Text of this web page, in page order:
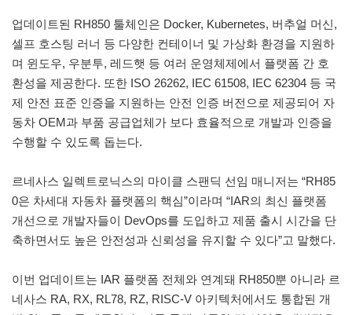
업데이트된 RH850 툴체인은 Docker, Kubernetes, 버추얼 머신,
셀프 호스팅 러너 등 다양한 컨테이너 및 가상화 환경을 지원하
며 윈도우, 우분투, 레드햇 등 여러 운영체제에서 플랫폼 간 호
환성을 제공한다. 또한 ISO 26262, IEC 61508, IEC 62304 등 국
제 안전 표준 인증을 지원하는 안전 인증 버전으로 제공되어 자
동차 OEM과 부품 공급업체가 보다 효율적으로 개발과 인증을
수행할 수 있도록 돕는다.
르네사스 일렉트로닉스의 마이클 스팬딕 선임 매니저는 “RH85
0은 차세대 자동차 플랫폼의 핵심”이라며 “IAR의 최신 플랫폼
개선으로 개발자들이 DevOps를 도입하고 제품 출시 시간을 단
축하면서도 높은 안전성과 신뢰성을 유지할 수 있다”고 말했다.
이번 업데이트는 IAR 플랫폼 전체와 연계돼 RH850뿐 아니라 르
네사스 RA, RX, RL78, RZ, RISC-V 아키텍처에서도 통합된 개